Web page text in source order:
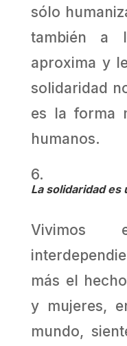
sólo
también a
aproxima y
solidaridad
es la forma
humanos.
La solidaridad es
Vivimos
más el
y mujeres,
mundo,